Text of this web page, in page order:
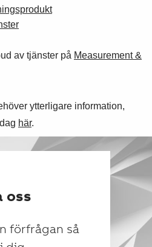
av tjänster på Measurement &
ytterligare information,
här.
oss
förfrågan så